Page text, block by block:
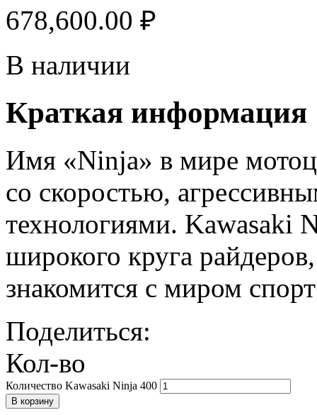
678,600.00 ₽
В наличии
Краткая информация
Имя «Ninja» в мире
со скоростью,
технологиями. Kawasaki
широкого круга
знакомится с миром
Поделиться:
Кол-во
Количество Kawasaki Ninja 400
В корзину